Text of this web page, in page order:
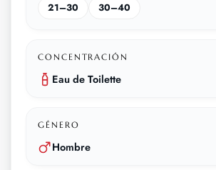
21–30 30–40
CONCENTRACIÓN
Eau de Toilette
GÉNERO
Hombre